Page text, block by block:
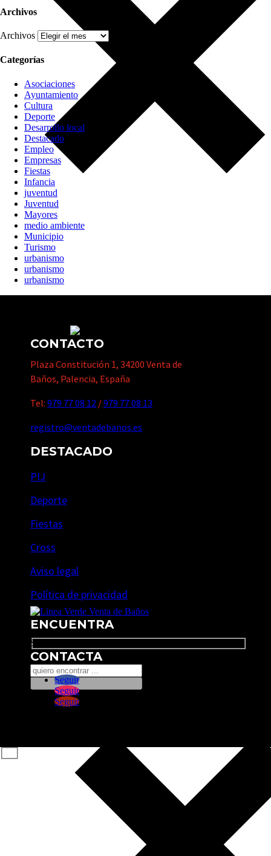
Archivos
Archivos
Categorías
Asociaciones
Ayuntamiento
Cultura
Deporte
Desarrollo local
Destacado
Empleo
Empresas
Fiestas
Infancia
juventud
Juventud
Mayores
medio ambiente
Municipio
Turismo
urbanismo
urbanismo
urbanismo
CONTACTO
Plaza Constitución 1, 34200 Venta de
Baños, Palencia, España
Tel: 979 77 08 12 /979 77 08 13
registro@ventadebanos.es
DESTACADO
PIJ
Deporte
Fiestas
Cross
Aviso legal
Política de privacidad
ENCUENTRA
Search
CONTACTA
Seguir
Seguir
Seguir